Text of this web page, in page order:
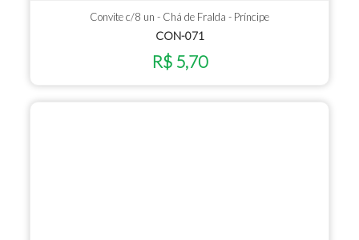
Convite c/8 un - Chá de Fralda - Príncipe
CON-071
R$ 5,70